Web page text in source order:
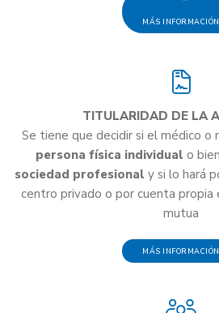
MÁS INFORMACIÓN
TITULARIDAD DE LA
Se tiene que decidir si el médico o
persona física individual o
sociedad profesional y si lo hará
centro privado o por cuenta propia
mutua
MÁS INFORMACIÓN